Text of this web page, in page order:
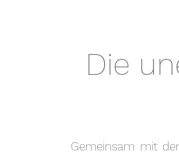
Die
Gemeinsam mit